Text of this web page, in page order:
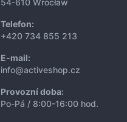
54-610 Wrocław
Telefon:
+420 734 855 213
E-mail:
info@activeshop.cz
Provozní doba:
Po-Pá / 8:00-16:00 hod.